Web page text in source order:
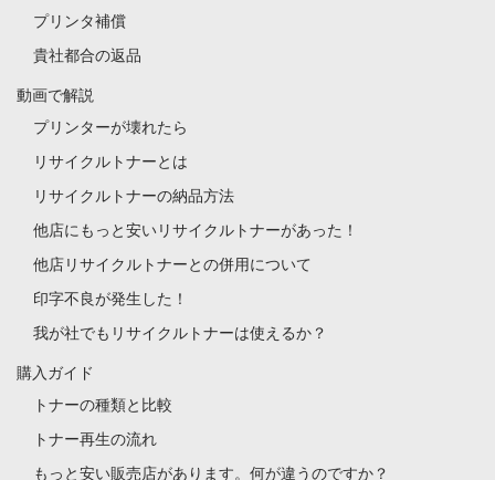
プリンタ補償
貴社都合の返品
動画で解説
プリンターが壊れたら
リサイクルトナーとは
リサイクルトナーの納品方法
他店にもっと安いリサイクルトナーがあった！
他店リサイクルトナーとの併用について
印字不良が発生した！
我が社でもリサイクルトナーは使えるか？
購入ガイド
トナーの種類と比較
トナー再生の流れ
もっと安い販売店があります。何が違うのですか？